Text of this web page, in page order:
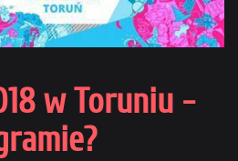
w Toruniu -